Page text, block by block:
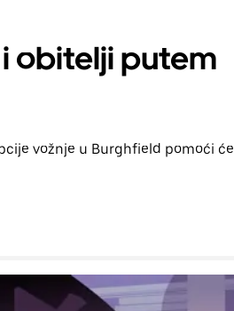
obitelji putem
vožnje u Burghfield pomoći će